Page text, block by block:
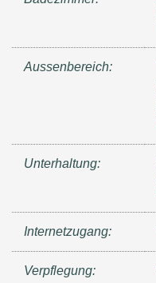
Aussenbereich:
Unterhaltung:
Internetzugang:
Verpflegung: